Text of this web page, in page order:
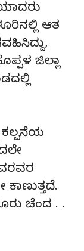
ಆತ
ಜಿಲ್ಲಾ
ಕಲ್ಪನೆಯ
ಕಾಣುತ್ತದೆ.
ಚೆಂದ . .